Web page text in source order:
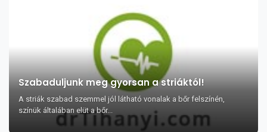
Szabaduljunk meg gyorsan a striáktól!
A striák szabad szemmel jól látható vonalak a bőr felszínén,
színük általában elüt a bőr...